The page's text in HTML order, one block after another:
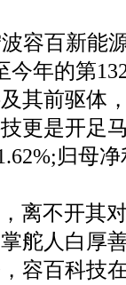
容百新
今年的第
其前驱体
更是开足
归母
离不开其
舵人白厚
容百科技